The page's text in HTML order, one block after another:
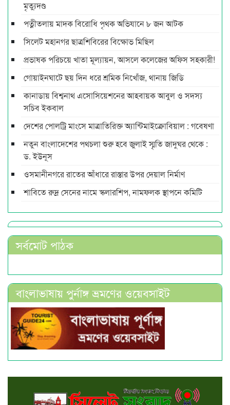
মৃত্যুদণ্ড
পত্নীতলায় মাদক বিরোধি পৃথক অভিযানে ৮ জন আটক
সিলেট মহানগর ছাত্রশিবিরের বিক্ষোভ মিছিল
প্রভাষক পরিচয়ে খাতা মূল্যায়ন, আসলে কলেজের অফিস সহকারী!
গোয়াইনঘাটে ছয় দিন ধরে শ্রমিক নিখোঁজ, থানায় জিডি
কানাডায় বিশ্বনাথ এসোসিয়েশনের আহবায়ক আবুল ও সদস্য
সচিব ইকবাল
দেশের পোলট্রি মাংসে মাত্রাতিরিক্ত অ্যান্টিমাইক্রোবিয়াল : গবেষণা
নতুন বাংলাদেশের পথচলা শুরু হবে জুলাই স্মৃতি জাদুঘর থেকে :
ড. ইউনূস
ওসমানীনগরে রাতের আঁধারে রাস্তার উপর দেয়াল নির্মাণ
শাবিতে রুদ্র সেনের নামে স্কলারশিপ, নামফলক স্থাপনে কমিটি
সর্বমোট পাঠক
বাংলাভাষায় পুর্নাঙ্গ ভ্রমণের ওয়েবসাইট